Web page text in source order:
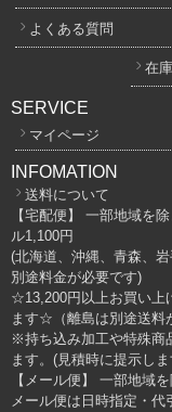
よくある質問
在
SERVICE
マイページ
INFOMATION
送料について
【宅配便】 一部地域を
ル1,100円
(北海道、沖縄、青森、
別途料金が必要です)
☆13,200円以上お買い上
ます☆（離島は別途送料
※持ち込み加工や特殊商
ます。(見積時に提示し
【メール便】 一部地域
メール便は日時指定・